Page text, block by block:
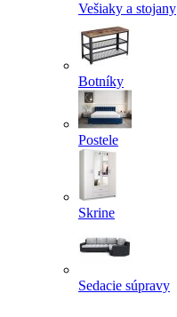
Vešiaky a stojany
Botníky
Postele
Skrine
Sedacie súpravy